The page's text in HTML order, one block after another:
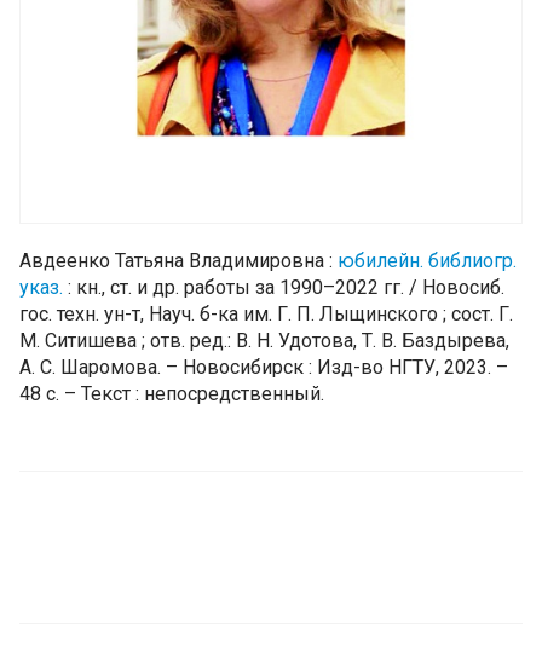
Авдеенко Татьяна Владимировна : юбилейн. библиогр.
указ. : кн., ст. и др. работы за 1990–2022 гг. / Новосиб.
гос. техн. ун-т, Науч. б-ка им. Г. П. Лыщинского ; сост. Г.
М. Ситишева ; отв. ред.: В. Н. Удотова, Т. В. Баздырева,
А. С. Шаромова. – Новосибирск : Изд-во НГТУ, 2023. –
48 с. – Текст : непосредственный.